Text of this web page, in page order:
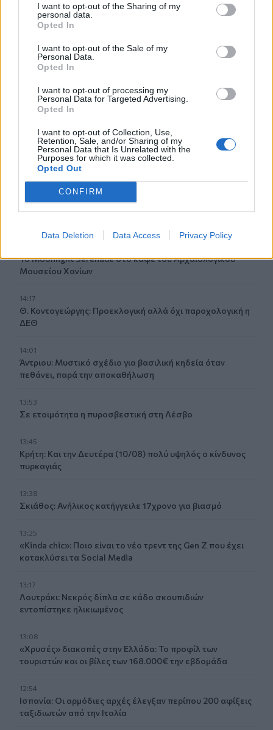
I want to opt-out of the Sharing of my
personal data.
Opted In
I want to opt-out of the Sale of my
Personal Data.
Opted In
I want to opt-out of processing my
Personal Data for Targeted Advertising.
Opted In
I want to opt-out of Collection, Use,
Retention, Sale, and/or Sharing of my
Personal Data that Is Unrelated with the
Purposes for which it was collected.
Opted Out
CONFIRM
Data Deletion Data Access Privacy Policy
15:26
κινδυνεύεις με πρόστιμο;
Σκέρτσος: Από τον Δεκέμβριο του 2018 έως τον
Δεκέμβριο του 2025 οι καταθέσεις φυσικών προσώπων
αυξήθηκαν από 106,4 δισ. ευρώ σε 148,7 δισ. ευρώ
Η Ελληνική Ολυμπιακή Επιτροπή ξεκινά τον καθαρισμό
των μαρμάρων του Παναθηναϊκού Σταδίου
To Moonlight Serenade στο καφέ του Αρχαιολογικού
Μουσείου Χανίων
14:17
Θ. Κοντογεώργης: Προεκλογική αλλά όχι παροχολογική η
ΔΕΘ
14:01
Άντριου: Μυστικό σχέδιο για βασιλική κηδεία όταν
πεθάνει, παρά την αποκαθήλωση
13:53
Σε ετοιμότητα η πυροσβεστική στη Λέσβο
13:45
Κρήτη: Και την Δευτέρα (10/08) πολύ υψηλός ο κίνδυνος
πυρκαγιάς
13:38
Σκιάθος: Ανήλικος κατήγγειλε 17χρονο για βιασμό
13:25
«Kinda chic»: Ποιο είναι το νέο τρεντ της Gen Z που έχει
κατακλύσει τα Social Media
13:17
Λουτράκι: Νεκρός δίπλα σε κάδο σκουπιδιών
εντοπίστηκε ηλικιωμένος
13:08
«Χρυσές» διακοπές στην Ελλάδα: Το προφίλ των
τουριστών και οι βίλες των 168.000€ την εβδομάδα
12:54
Ισπανία: Οι αρμόδιες αρχές έλεγξαν περίπου 200 αφίξεις
ταξιδιωτών από την Ιταλία